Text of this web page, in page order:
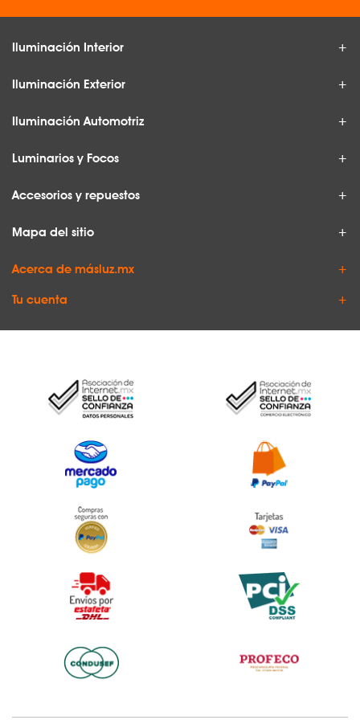
Iluminación Interior
Iluminación Exterior
Iluminación Automotriz
Luminarios y Focos
Accesorios y repuestos
Mapa del sitio
Acerca de másluz.mx
Tu cuenta